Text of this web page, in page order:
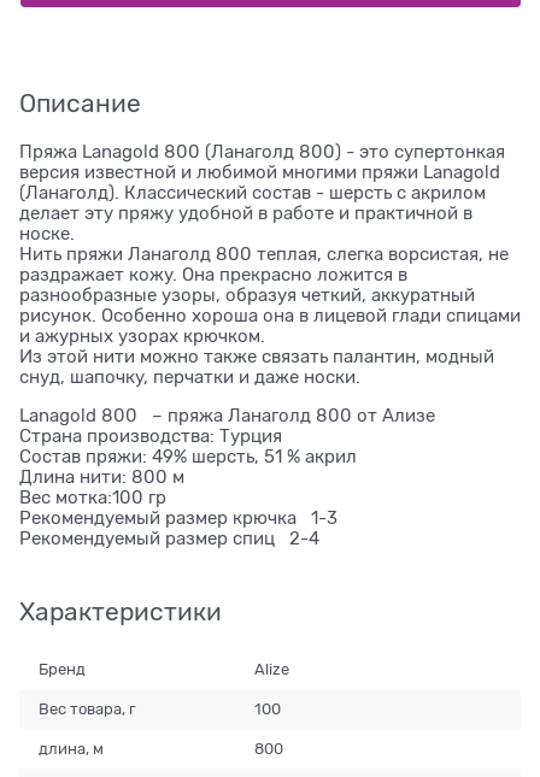
Описание
Пряжа Lanagold 800 (Ланаголд 800) - это супертонкая
версия известной и любимой многими пряжи Lanagold
(Ланаголд). Классический состав - шерсть с акрилом
делает эту пряжу удобной в работе и практичной в
носке.
Нить пряжи Ланаголд 800 теплая, слегка ворсистая, не
раздражает кожу. Она прекрасно ложится в
разнообразные узоры, образуя четкий, аккуратный
рисунок. Особенно хороша она в лицевой глади спицами
и ажурных узорах крючком.
Из этой нити можно также связать палантин, модный
снуд, шапочку, перчатки и даже носки.
Lanagold 800 – пряжа Ланаголд 800 от Ализе
Страна производства: Турция
Состав пряжи: 49% шерсть, 51 % акрил
Длина нити: 800 м
Вес мотка:100 гр
Рекомендуемый размер крючка 1-3
Рекомендуемый размер спиц 2-4
Характеристики
Бренд Alize
Вес товара, г 100
длина, м 800